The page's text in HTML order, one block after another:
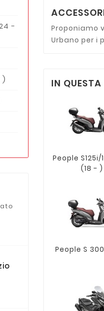
-
)
Proponiamo
Urbano per i
IN
People S125i/
(18 - )
People S